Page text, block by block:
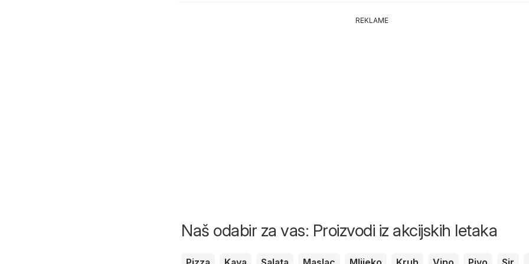
REKLAME
Naš odabir za vas: Proizvodi iz akcijskih letaka